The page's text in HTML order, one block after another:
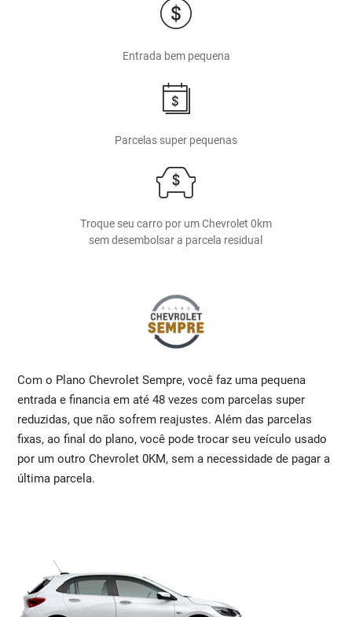
Entrada bem pequena
Parcelas super pequenas
Troque seu carro por um Chevrolet 0km
sem desembolsar a parcela residual
Com o Plano Chevrolet Sempre, você faz uma pequena
entrada e financia em até 48 vezes com parcelas super
reduzidas, que não sofrem reajustes. Além das parcelas
fixas, ao final do plano, você pode trocar seu veículo usado
por um outro Chevrolet 0KM, sem a necessidade de pagar a
última parcela.